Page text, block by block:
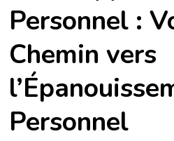
Personnel :
Chemin vers
Personnel